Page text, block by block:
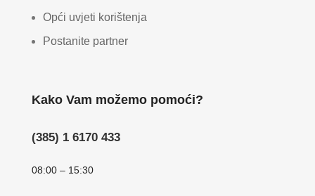
Opći uvjeti korištenja
Postanite partner
Kako Vam možemo pomoći?
(385) 1 6170 433
08:00 – 15:30